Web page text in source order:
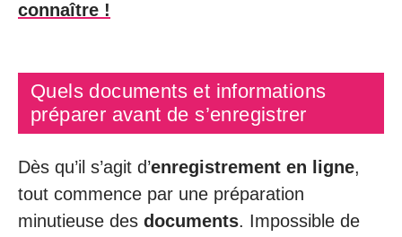
connaître !
Quels documents et informations
préparer avant de s’enregistrer
Dès qu’il s’agit d’enregistrement en ligne,
tout commence par une préparation
minutieuse des documents. Impossible de